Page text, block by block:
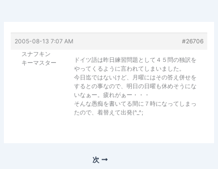
2005-08-13 7:07 AM
#26706
スナフキン
キーマスター
ドイツ語は昨日練習問題として４５問の独訳を
やってくるように言われてしまいました。
今日迄ではないけど、月曜にはその答え併せを
するとの事なので、明日の日曜も休めそうにな
いなぁー。疲れがぁー・・・
そんな愚痴を書いてる間に７時になってしまっ
たので、着替えて出発(^_^;
次